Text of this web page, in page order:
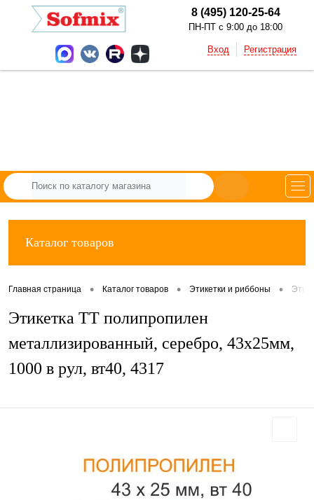
8 (495) 120-25-64
ПН-ПТ с 9:00 до 18:00
Вход Регистрация
Каталог товаров
Главная страница • Каталог товаров • Этикетки и риббоны •
Этикетка ТТ полипропилен
металлизированный, серебро, 43х25мм,
1000 в рул, вт40, 4317